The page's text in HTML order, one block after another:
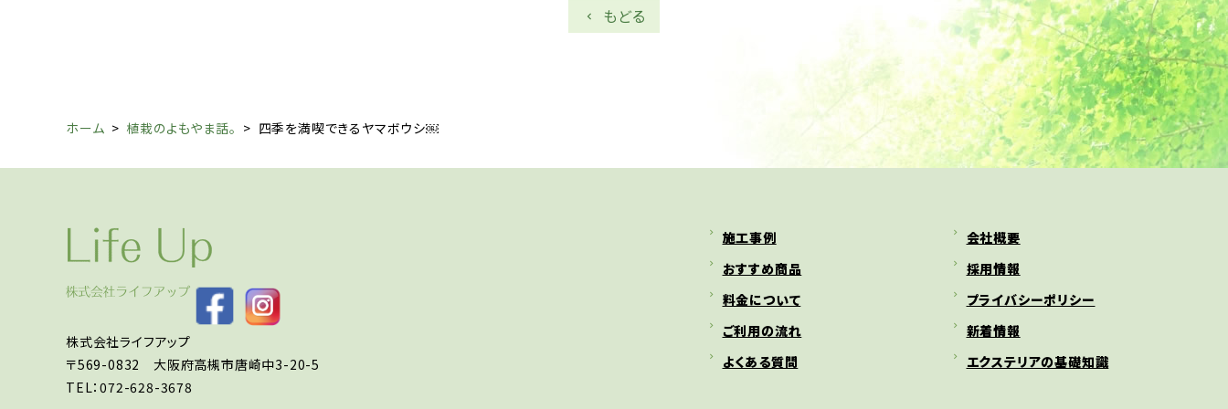
もどる
ホーム > 植栽のよもやま話。 > 四季を満喫できるヤマボウシ￼
株式会社ライフアップ
〒569-0832 大阪府高槻市唐崎中3-20-5
TEL：072-628-3678
施工事例
おすすめ商品
料金について
ご利用の流れ
よくある質問
会社概要
採用情報
プライバシーポリシー
新着情報
エクステリアの基礎知識